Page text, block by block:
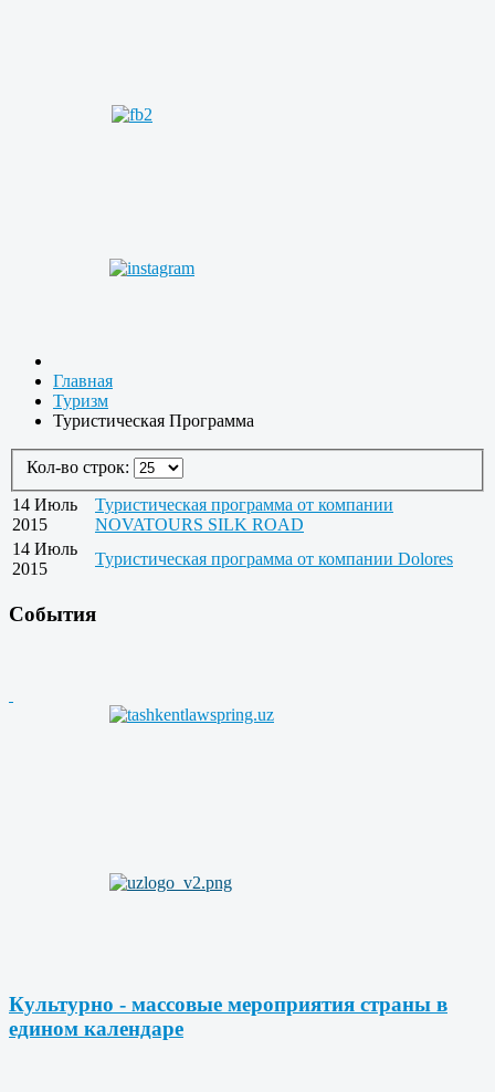
Главная
Туризм
Туристическая Программа
Кол-во строк:
14 Июль
2015
Туристическая программа от компании
NOVATOURS SILK ROAD
14 Июль
2015
Туристическая программа от компании Dolores
События
Культурно - массовые мероприятия страны в
едином календаре